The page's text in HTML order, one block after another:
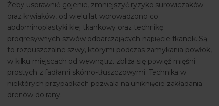
Żeby usprawnić gojenie, zmniejszyć ryzyko surowiczaków
oraz krwiaków, od wielu lat wprowadzono do
abdominoplastyki klej tkankowy oraz technikę
progresywnych szwów odbarczających napięcie tkanek. Są
to rozpuszczalne szwy, którymi podczas zamykania powłok,
w kilku miejscach od wewnątrz, zbliża się powięź mięśni
prostych z fadłami skórno-tłuszczowymi. Technika w
niektórych przypadkach pozwala na uniknięcie zakładania
drenów do rany.